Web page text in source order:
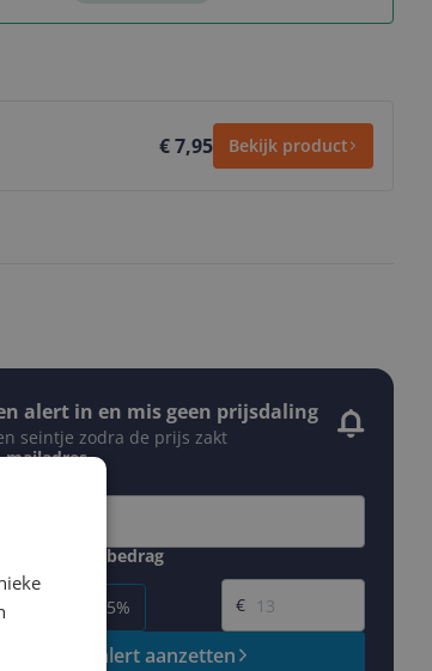
€ 7,95 Bekijk product
alert in en mis geen prijsdaling
seintje zodra de prijs zakt
mailadres
daling of bedrag
-15%
Gewenste prijs
€
Prijsalert aanzetten